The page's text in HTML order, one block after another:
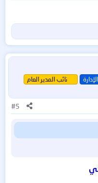
العادية التي تعمل
تعمل بنظام الماك . . .
نائب المدير العام
#5